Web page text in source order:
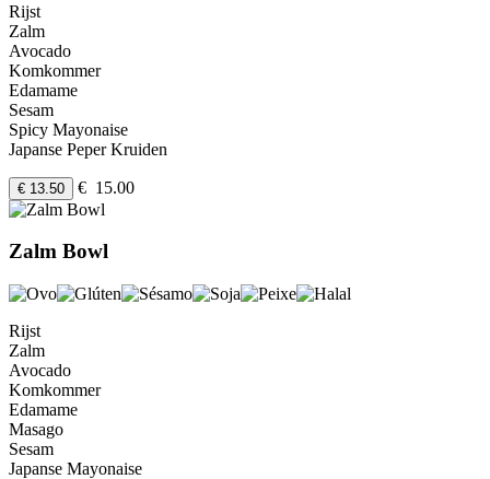
Rijst
Zalm
Avocado
Komkommer
Edamame
Sesam
Spicy Mayonaise
Japanse Peper Kruiden
€ 13.50 € 15.00
Zalm Bowl
Rijst
Zalm
Avocado
Komkommer
Edamame
Masago
Sesam
Japanse Mayonaise